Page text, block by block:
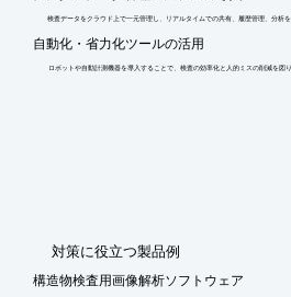
検査データをクラウド上で一元管理し、リアルタイムでの共有、履歴管理、分析を
自動化・省力化ツールの活用
ロボットや自動計測機器を導入することで、検査の効率化と人的ミスの削減を図り
​対策に役立つ製品例
構造物検査用画像解析ソフトウェア